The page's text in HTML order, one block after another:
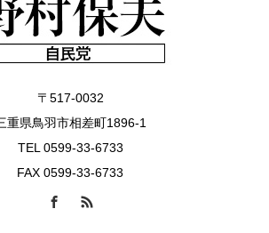
〒517-0032
重県鳥羽市相差町1896-1
TEL 0599-33-6733
FAX 0599-33-6733